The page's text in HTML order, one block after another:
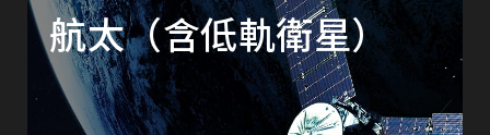
航太（含低軌衛星）